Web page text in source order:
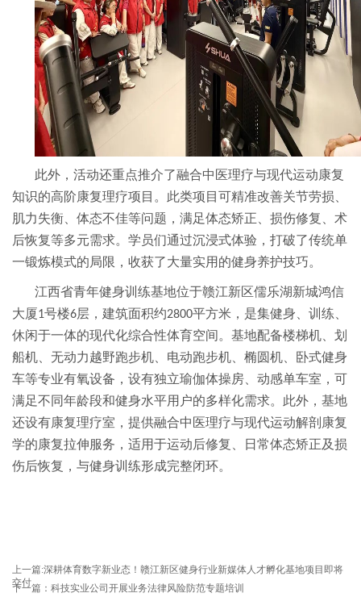
此外，活动还重点推介了融合中医理疗与现代运动康复
知识的高阶康复理疗项目。此类项目可精准改善关节劳损、
肌力失衡、体态不佳等问题，满足体态矫正、损伤修复、术
后恢复等多元需求。学员们通过沉浸式体验，打破了传统单
一锻炼模式的局限，收获了大量实用的健身养护技巧。
江西省青年健身训练基地位于赣江新区儒乐湖新城鸿信
大厦1号楼6层，建筑面积约2800平方米，是集健身、训练、
休闲于一体的现代化综合性体育空间。 基地配备楼梯机、划
船机、无动力越野跑步机、电动跑步机、椭圆机、卧式健身
车等专业有氧设备，设有独立瑜伽体操房、动感单车室，可
满足不同年龄段和健身水平用户的多样化需求。此外，基地
还设有康复理疗室，提供融合中医理疗与现代运动解剖康复
学的康复拉伸服务，适用于运动后修复、日常体态矫正及损
伤后恢复，与健身训练形成完整闭环。
上一篇:深耕体育数字新业态！赣江新区健身行业新媒体人才孵化基地项目即将
交付
下一篇：科技实业公司开展业务法律风险防范专题培训